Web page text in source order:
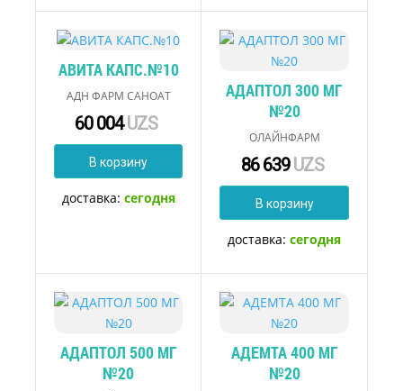
АВИТА КАПС.№10
АДН ФАРМ САНОАТ
60 004UZS
В корзину
доставка: сегодня
АДАПТОЛ 300 МГ
№20
ОЛАЙНФАРМ
86 639UZS
В корзину
доставка:сегодня
АДАПТОЛ 500 МГ
№20
АДЕМТА 400 МГ
№20